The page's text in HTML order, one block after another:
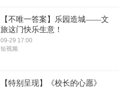
【不唯一答案】乐园造城——文
旅这门快乐生意！
09-29 17:00
短视频
【特别呈现】《校长的心愿》